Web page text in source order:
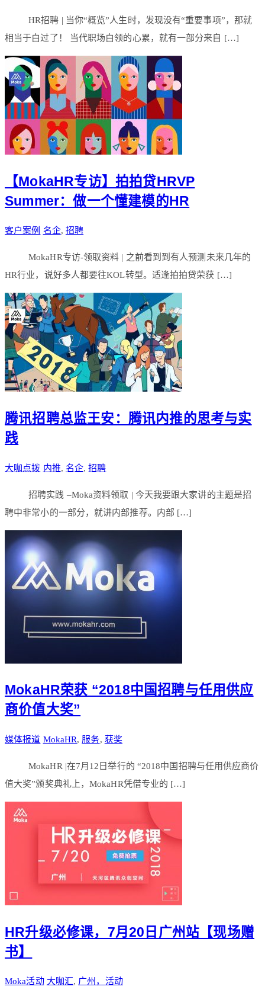
HR招聘 | 当你“概览”人生时，发现没有“重要事项”，那就
相当于白过了！ 当代职场白领的心累，就有一部分来自 […]
【MokaHR专访】拍拍贷HRVP
Summer：做一个懂建模的HR
客户案例 名企, 招聘
MokaHR专访-领取资料 | 之前看到到有人预测未来几年的
HR行业，说好多人都要往KOL转型。适逢拍拍贷荣获 […]
腾讯招聘总监王安：腾讯内推的思考与实
践
大咖点拨 内推, 名企,招聘
招聘实践 –Moka资料领取 | 今天我要跟大家讲的主题是招
聘中非常小的一部分，就讲内部推荐。内部 […]
MokaHR荣获 “2018中国招聘与任用供应
商价值大奖”
媒体报道 MokaHR, 服务, 获奖
MokaHR |在7月12日举行的 “2018中国招聘与任用供应商价
值大奖”颁奖典礼上，MokaHR凭借专业的 […]
HR升级必修课，7月20日广州站【现场赠
书】
Moka活动 大咖汇, 广州，活动